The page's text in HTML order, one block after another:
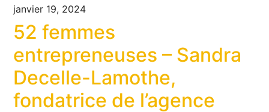
janvier 19, 2024
52 femmes
entrepreneuses – Sandra
Decelle-Lamothe,
fondatrice de l’agence